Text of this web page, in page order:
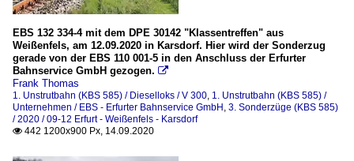
EBS 132 334-4 mit dem DPE 30142 "Klassentreffen" aus
Weißenfels, am 12.09.2020 in Karsdorf. Hier wird der Sonderzug
gerade von der EBS 110 001-5 in den Anschluss der Erfurter
Bahnservice GmbH gezogen. 
Frank Thomas
1. Unstrutbahn (KBS 585) / Dieselloks / V 300 1. Unstrutbahn (KBS 585) /
Unternehmen / EBS - Erfurter Bahnservice GmbH 3. Sonderzüge (KBS 585)
/ 2020 / 09-12 Erfurt - Weißenfels - Karsdorf
 442 1200x900 Px, 14.09.2020